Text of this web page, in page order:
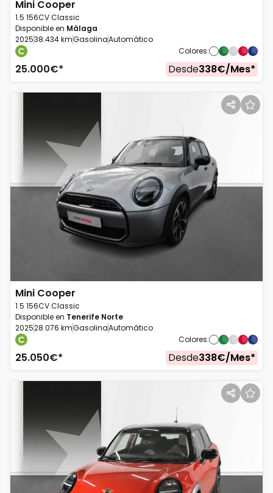
Mini Cooper
1.5 156CV Classic
Disponible en Málaga
202538.434 kmGasolinaAutomático
Colores:
25.000€* Desde338€/Mes*
Mini Cooper
1.5 156CV Classic
Disponible en Tenerife Norte
202528.076 kmGasolinaAutomático
Colores:
25.050€* Desde338€/Mes*